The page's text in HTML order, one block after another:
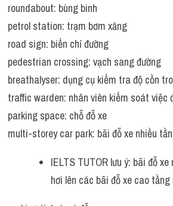
roundabout: bùng binh
petrol station: trạm bơm xăng
road sign: biển chỉ đường
pedestrian crossing: vạch sang đường
breathalyser: dụng cụ kiểm tra độ cồn
traffic warden: nhân viên kiểm soát việc
parking space: chỗ đỗ xe
multi-storey car park: bãi đỗ xe nhiều
IELTS TUTOR lưu ý: bãi đỗ
hơi lên các bãi đỗ xe cao